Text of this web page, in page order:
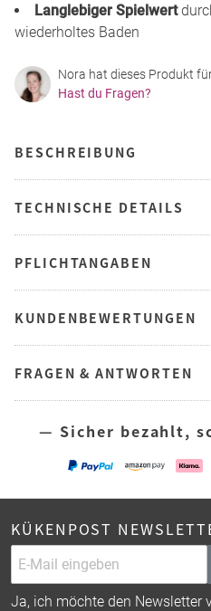
Langlebiger Spielwert
wiederholtes Baden
Nora hat dieses Produkt
Hast du Fragen?
BESCHREIBUNG
TECHNISCHE DETAILS
PFLICHTANGABEN
KUNDENBEWERTUNGEN
FRAGEN & ANTWORTEN
— Sicher bezahlt,
KÜKENPOST
Ja, ich möchte den Newsletter